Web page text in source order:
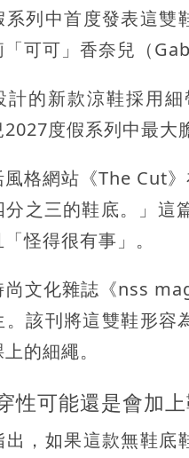
系列中首度發表這雙
「可可」香奈兒（
計的新款涼鞋採用
2027度假系列中最大
格網站《The Cut
分之三的鞋底。」這
怪得很有事」。
尚文化雜誌《nss
。該刊將這雙鞋形容
的細繩。
性可能還是會加
出，如果這款無鞋底